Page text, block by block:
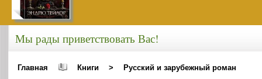
Мы рады приветствовать Вас!
Главная Книги > Русский и зарубежный роман